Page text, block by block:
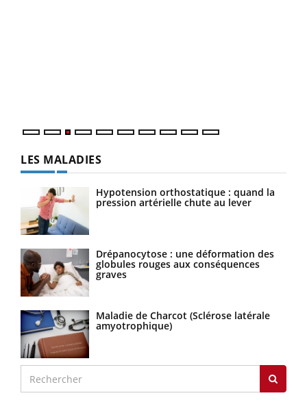
LES MALADIES
Hypotension orthostatique : quand la
pression artérielle chute au lever
Drépanocytose : une déformation des
globules rouges aux conséquences
graves
Maladie de Charcot (Sclérose latérale
amyotrophique)